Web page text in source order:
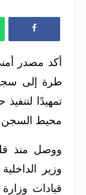
أكد مصدر
طرة إلى سجن
تمهيدًا
محيط
ووصل منذ
وزير
قيادات